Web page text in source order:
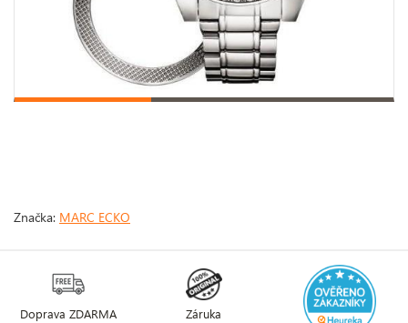
Značka: MARC ECKO
Doprava ZDARMA
Záruka